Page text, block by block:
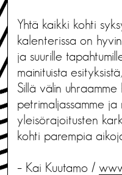
Yhtä kaikki kohti
kalenterissa on
ja suurille
mainituista
Sillä välin
petrimaljassamme
yleisörajoitusten
kohti parempia
– Kai Kuutamo /